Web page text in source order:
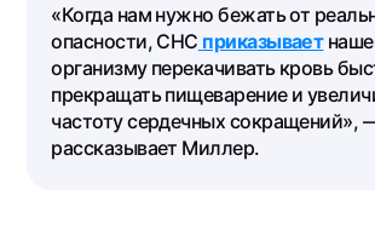
«Когда нам нужно бежать от
опасности, СНС приказывает
организму перекачивать кровь
прекращать пищеварение и
частоту сердечных сокращений»,
рассказывает Миллер.